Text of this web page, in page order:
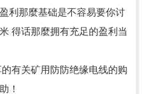
利那麼基础是不容易要你讨
得话那麼拥有充足的盈利当
有关矿用防防绝缘电线的购
！